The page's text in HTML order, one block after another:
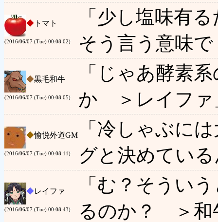
◆ トマト
(2016/06/07 (Tue) 00:08:02)
「少し塩味有
そう言う意味
◆黒毛和牛
(2016/06/07 (Tue) 00:08:05)
「じゃあ酵素
か ＞レイファ
◆愉悦外道GM
(2016/06/07 (Tue) 00:08:11)
「冷しゃぶに
グと決めてい
◆レイファ
(2016/06/07 (Tue) 00:08:43)
「む？そうい
るのか？ ＞和